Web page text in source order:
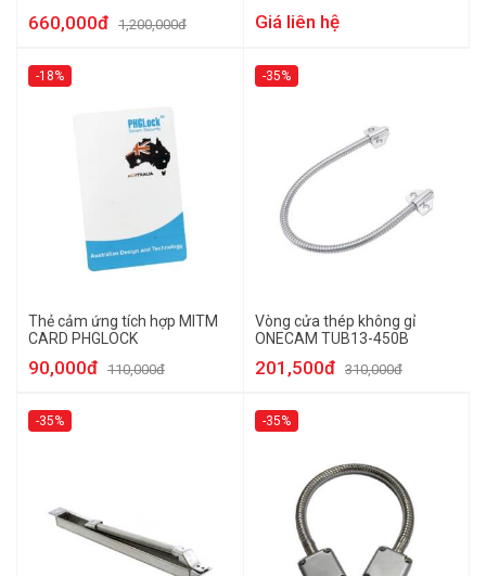
660,000đ 1,200,000đ Giá liên hệ
-18%
Thẻ cảm ứng tích hợp MITM
CARD PHGLOCK
90,000đ 110,000đ
-35%
Vòng cửa thép không gỉ
ONECAM TUB13-450B
201,500đ 310,000đ
-35% -35%